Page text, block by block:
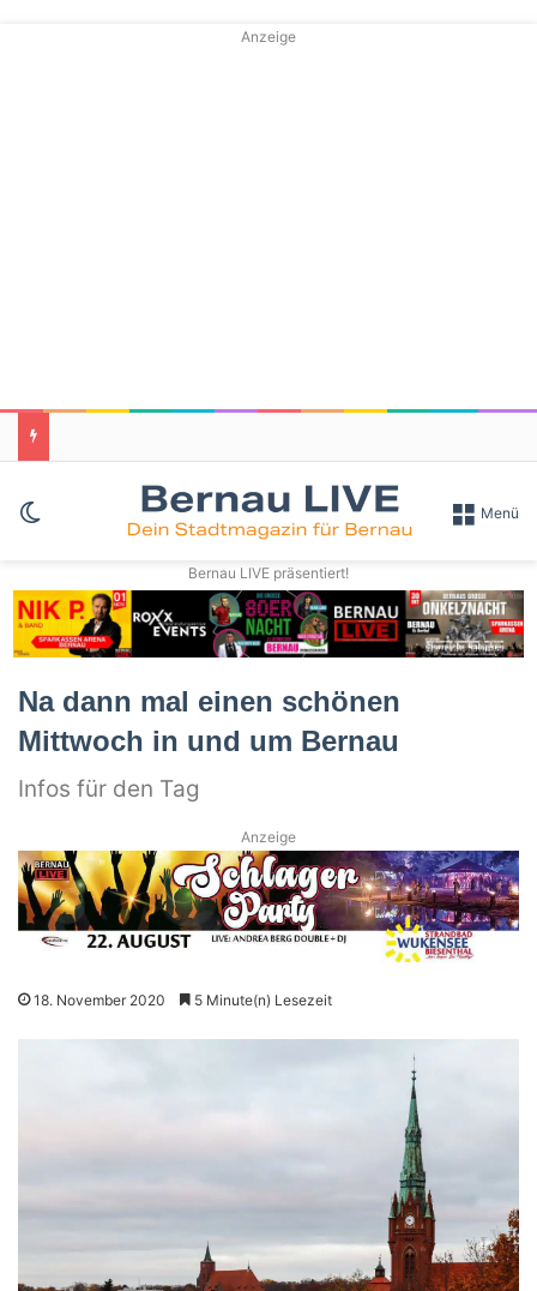
Anzeige
Skin umschalten Menü
Bernau LIVE präsentiert!
Na dann mal einen schönen
Mittwoch in und um Bernau
Infos für den Tag
Anzeige
18. November 2020 5 Minute(n) Lesezeit